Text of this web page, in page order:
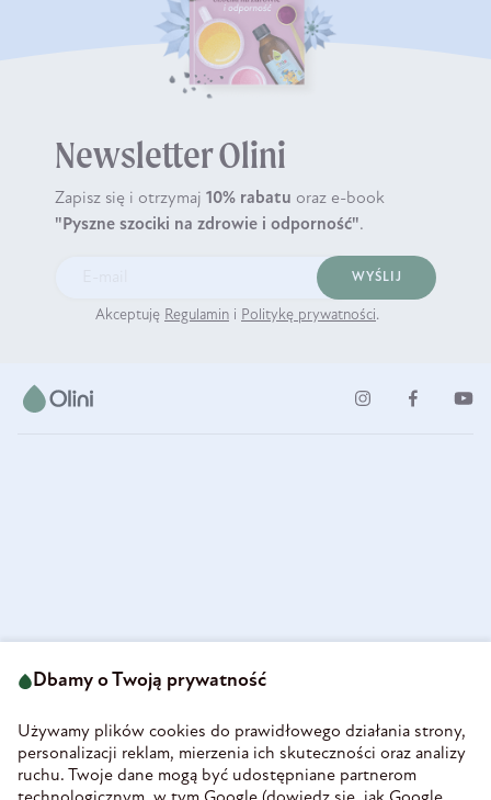
Newsletter Olini
Zapisz się i otrzymaj 10% rabatu oraz e-book
"Pyszne szociki na zdrowie i odporność".
WYŚLIJ
Akceptuję Regulamin i Politykę prywatności.
58-160 Świebodzice
REGON 890213034
INFORMACJE
Dbamy o Twoją prywatność
Używamy plików cookies do prawidłowego działania strony,
personalizacji reklam, mierzenia ich skuteczności oraz analizy
ruchu. Twoje dane mogą być udostępniane partnerom